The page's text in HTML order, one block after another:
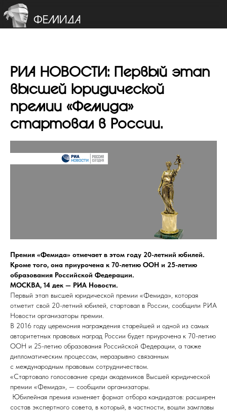
ФЕМИДА
РИА НОВОСТИ: Первый этап
высшей юридической
премии «Фемида»
стартовал в России.
Премия «Фемида» отмечает в этом году 20-летний юбилей.
Кроме того, она приурочена к 70-летию ООН и 25-летию
образования Российской Федерации.
МОСКВА, 14 дек — РИА Новости.
Первый этап высшей юридической премии «Фемида», которая
отметит свой 20-летний юбилей, стартовал в России, сообщили РИА
Новости организаторы премии.
В 2016 году церемония награждения старейшей и одной из самых
авторитетных правовых наград России будет приурочена к 70-летию
ООН и 25-летию образования Российской Федерации, а также
дипломатическим процессам, неразрывно связанным
с международным правовым сотрудничеством.
«Стартовало голосование среди академиков Высшей юридической
премии «Фемида», — сообщили организаторы.
Юбилейная премия изменяет формат отбора кандидатов: расширен
состав экспертного совета, в который, в частности, вошли замглавы